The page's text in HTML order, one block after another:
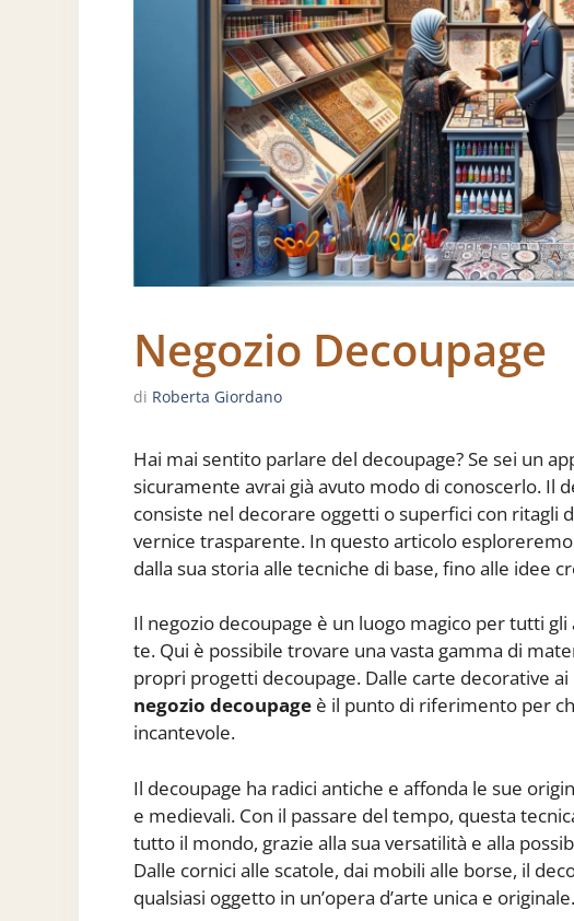
Negozio Decoupage
di Roberta Giordano
Hai mai sentito parlare del decoupage? Se sei un
sicuramente avrai già avuto modo di conoscerlo. Il
consiste nel decorare oggetti o superfici con ritagli
vernice trasparente. In questo articolo
dalla sua storia alle tecniche di base, fino alle idee
Il negozio decoupage è un luogo magico per tutti
te. Qui è possibile trovare una vasta gamma di
propri progetti decoupage. Dalle carte decorative
negozio decoupage è il punto di riferimento per
incantevole.
Il decoupage ha radici antiche e affonda le sue
e medievali. Con il passare del tempo, questa
tutto il mondo, grazie alla sua versatilità e alla
Dalle cornici alle scatole, dai mobili alle borse, il
qualsiasi oggetto in un’opera d’arte unica e originale.